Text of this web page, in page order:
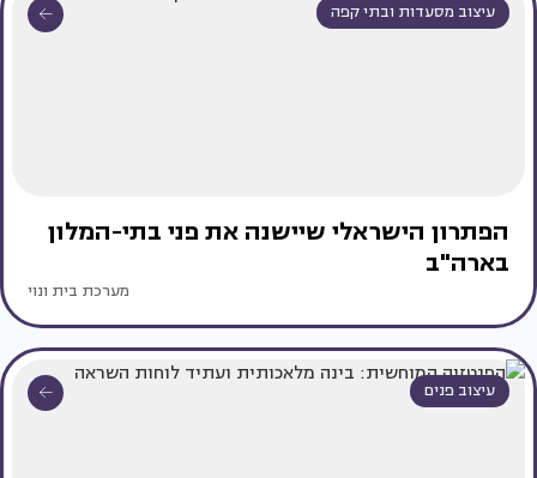
עיצוב מסעדות ובתי קפה
הפתרון הישראלי שיישנה את פני בתי-המלון
בארה"ב
מערכת בית ונוי
עיצוב פנים